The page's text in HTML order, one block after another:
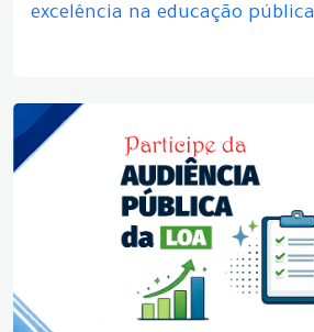
excelência na educação pública